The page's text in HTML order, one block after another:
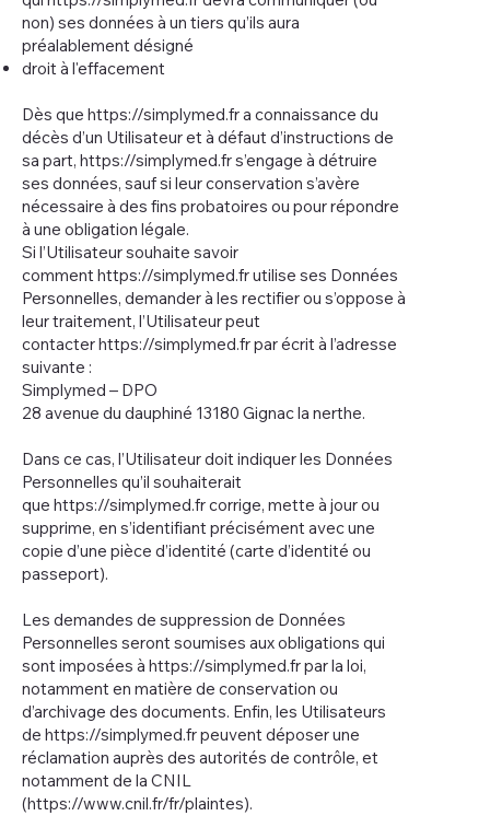
non) ses données à un tiers qu’ils aura
préalablement désigné
droit à l'effacement
Dès que https://simplymed.fra connaissance du
décès d’un Utilisateur et à défaut d’instructions de
sa part, https://simplymed.frs’engage à détruire
ses données, sauf si leur conservation s’avère
nécessaire à des fins probatoires ou pour répondre
à une obligation légale.
Si l’Utilisateur souhaite savoir
comment https://simplymed.frutilise ses Données
Personnelles, demander à les rectifier ou s’oppose à
leur traitement, l’Utilisateur peut
contacterhttps://simplymed.frpar écrit à l’adresse
suivante :
Simplymed – DPO
28 avenue du dauphiné 13180 Gignac la nerthe.
Dans ce cas, l’Utilisateur doit indiquer les Données
Personnelles qu’il souhaiterait
que https://simplymed.frcorrige, mette à jour ou
supprime, en s’identifiant précisément avec une
copie d’une pièce d’identité (carte d’identité ou
passeport).
Les demandes de suppression de Données
Personnelles seront soumises aux obligations qui
sont imposées à https://simplymed.frpar la loi,
notamment en matière de conservation ou
d’archivage des documents. Enfin, les Utilisateurs
de https://simplymed.frpeuvent déposer une
réclamation auprès des autorités de contrôle, et
notamment de la CNIL
(https://www.cnil.fr/fr/plaintes).